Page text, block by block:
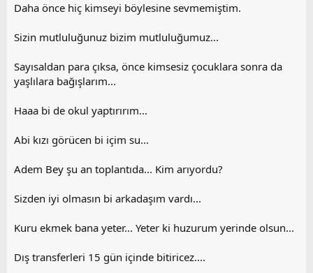
Daha önce hiç kimseyi böylesine sevmemiştim.
Sizin mutluluğunuz bizim mutluluğumuz...
Sayısaldan para çıksa, önce kimsesiz çocuklara sonra da
yaşlılara bağışlarım...
Haaa bi de okul yaptırırım...
Abi kızı görücen bi içim su...
Adem Bey şu an toplantıda... Kim arıyordu?
Sizden iyi olmasın bi arkadaşım vardı...
Kuru ekmek bana yeter... Yeter ki huzurum yerinde olsun...
Dış transferleri 15 gün içinde bitiricez....